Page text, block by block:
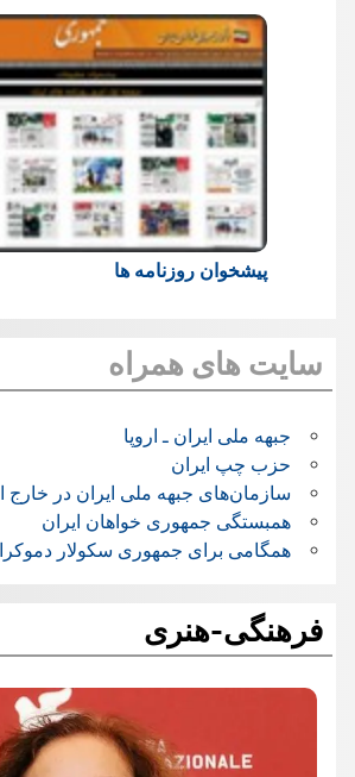
پیشخوان روزنامه ها
سایت های همراه
جبهه ملی ایران ـ اروپا
حزب چپ ایران
سازمان‌های جبهه ملی ایران در خارج
همبستگی جمهوری خواهان ایران
همگامی برای جمهوری سکولار
فرهنگی-هنری